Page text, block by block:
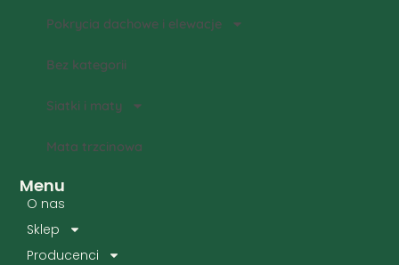
Menu
O nas
Sklep
Producenci
Pokrycia dachowe i elewacje
Bez kategorii
Siatki i maty
Mata trzcinowa